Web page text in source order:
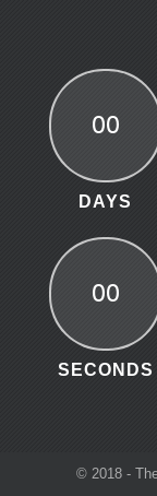
00
DAYS
00
SECONDS
© 2018 -